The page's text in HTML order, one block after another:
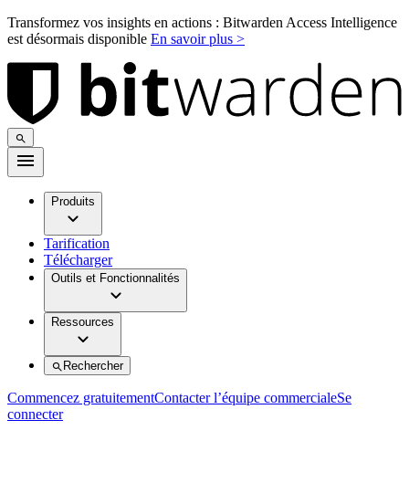
Transformez vos insights en actions : Bitwarden Access Intelligence
est désormais disponible En savoir plus >
Produits
Tarification
Télécharger
Outils et Fonctionnalités
Ressources
Rechercher
Commencez gratuitementContacter l’équipe commercialeSe
connecter